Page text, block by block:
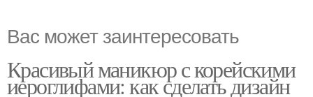
Вас может заинтересовать
Красивый маникюр с корейскими
иероглифами: как сделать дизайн